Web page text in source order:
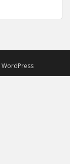
WordPress